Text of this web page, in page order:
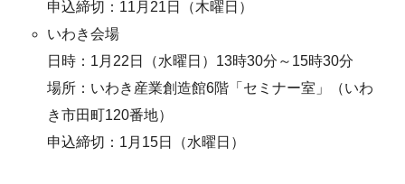
申込締切：11月21日（木曜日）
いわき会場
日時：1月22日（水曜日）13時30分～15時30分
場所：いわき産業創造館6階「セミナー室」（いわ
き市田町120番地）
申込締切：1月15日（水曜日）